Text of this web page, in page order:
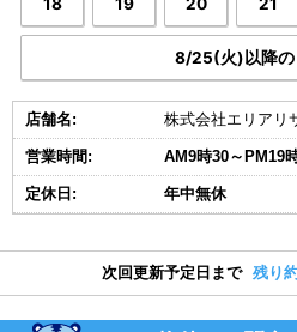
8/25(火)以降の
店舗名: 株式会社エリアリ
営業時間: AM9時30～PM19
定休日: 年中無休
次回更新予定日まで 残り